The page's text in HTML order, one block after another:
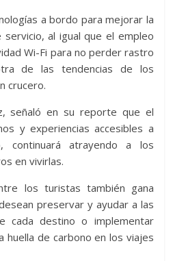
a bordo para mejorar la
servicio, al igual que el empleo
Wi-Fi para no perder rastro
de las tendencias de los
crucero.
señaló en su reporte que el
y experiencias accesibles a
continuará atrayendo a los
en vivirlas.
los turistas también gana
preservar y ayudar a las
cada destino o implementar
huella de carbono en los viajes